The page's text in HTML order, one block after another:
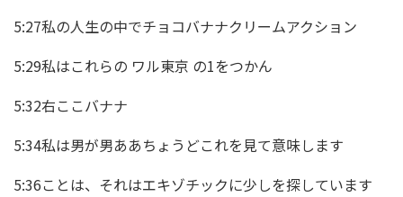
5:27私の人生の中でチョコバナナクリームアクション
5:29私はこれらの ワル東京 の1をつかん
5:32右ここバナナ
5:34私は男が男ああちょうどこれを見て意味します
5:36ことは、それはエキゾチックに少しを探しています